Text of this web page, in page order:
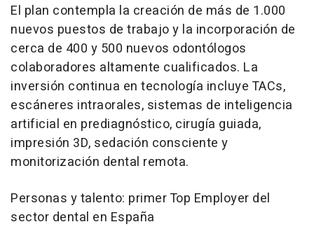
El plan contempla la creación de más de 1.000
nuevos puestos de trabajo y la incorporación de
cerca de 400 y 500 nuevos odontólogos
colaboradores altamente cualificados. La
inversión continua en tecnología incluye TACs,
escáneres intraorales, sistemas de inteligencia
artificial en prediagnóstico, cirugía guiada,
impresión 3D, sedación consciente y
monitorización dental remota.
Personas y talento: primer Top Employer del
sector dental en España